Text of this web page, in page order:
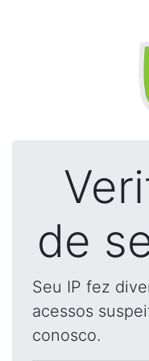
de
Seu IP fez
acessos
conosco.